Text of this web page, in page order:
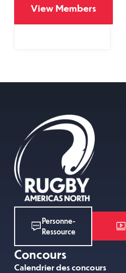
View Members
Personne-
Ressource
Concours
Calendrier des concours